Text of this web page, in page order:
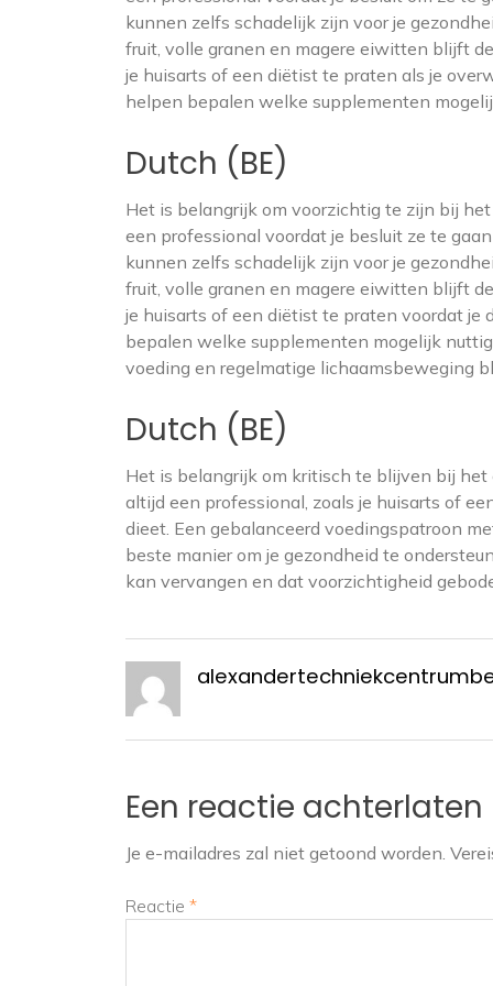
kunnen zelfs schadelijk zijn voor je
fruit, volle granen en magere eiwitten blijft
je huisarts of een diëtist te praten als je
helpen bepalen welke supplementen
Dutch (BE)
Het is belangrijk om voorzichtig te zijn bij
een professional voordat je besluit ze te
kunnen zelfs schadelijk zijn voor je
fruit, volle granen en magere eiwitten blijft
je huisarts of een diëtist te praten voordat je
bepalen welke supplementen mogelijk
voeding en regelmatige lichaamsbeweging
Dutch (BE)
Het is belangrijk om kritisch te blijven bij
altijd een professional, zoals je huisarts of
dieet. Een gebalanceerd voedingspatroon
beste manier om je gezondheid te
kan vervangen en dat voorzichtigheid
Een reactie achterlaten
Je e-mailadres zal niet getoond worden.
Reactie *